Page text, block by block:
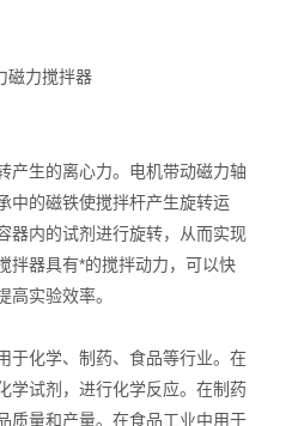
生的离心力。电机带动磁力轴
中的磁铁使搅拌杆产生旋转运
器内的试剂进行旋转，从而实现
拌器具有*的搅拌动力，可以快
高实验效率。
化学、制药、食品等行业。在
学试剂，进行化学反应。在制药
质量和产量。在食品工业中用于